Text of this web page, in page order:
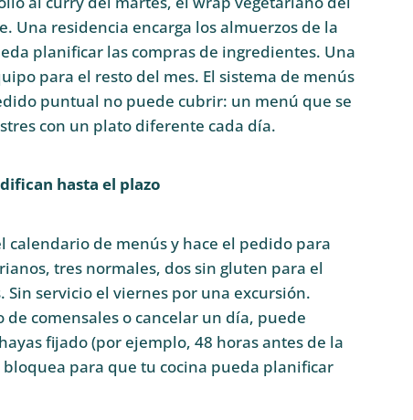
Una residencia encarga los almuerzos de la
planificar las compras de ingredientes. Una
para el resto del mes. El sistema de menús
puntual no puede cubrir: un menú que se
con un plato diferente cada día.
hasta el plazo
de menús y hace el pedido para
tres normales, dos sin gluten para el
servicio el viernes por una excursión.
comensales o cancelar un día, puede
fijado (por ejemplo, 48 horas antes de la
bloquea para que tu cocina pueda planificar